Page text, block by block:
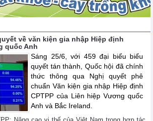
về văn kiện gia nhập Hiệp định
quốc Anh
Sáng 25/6, với 459 đại biểu biểu
quyết tán thành, Quốc hội đã chính
thức thông qua Nghị quyết phê
chuẩn Văn kiện gia nhập Hiệp định
CPTPP của Liên hiệp Vương quốc
Anh và Bắc Ireland.